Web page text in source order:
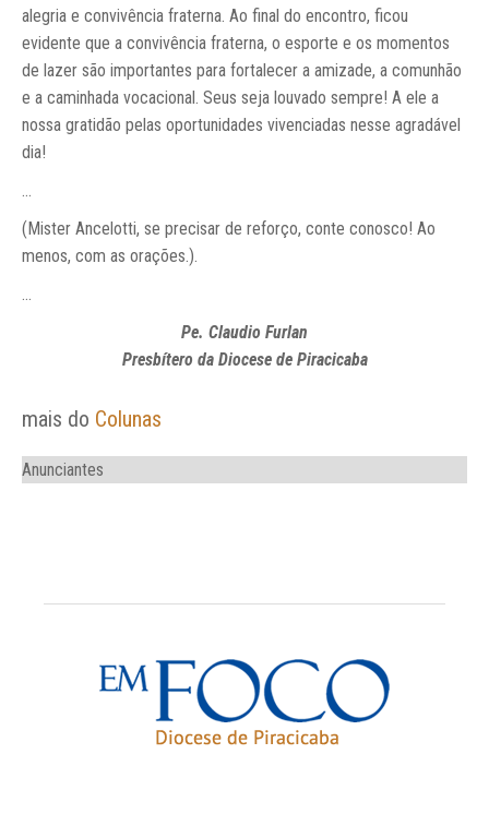
alegria e convivência fraterna. Ao final do encontro, ficou
evidente que a convivência fraterna, o esporte e os momentos
de lazer são importantes para fortalecer a amizade, a comunhão
e a caminhada vocacional. Seus seja louvado sempre! A ele a
nossa gratidão pelas oportunidades vivenciadas nesse agradável
dia!
…
(Mister Ancelotti, se precisar de reforço, conte conosco! Ao
menos, com as orações.).
…
Pe. Claudio Furlan
Presbítero da Diocese de Piracicaba
mais do Colunas
Anunciantes